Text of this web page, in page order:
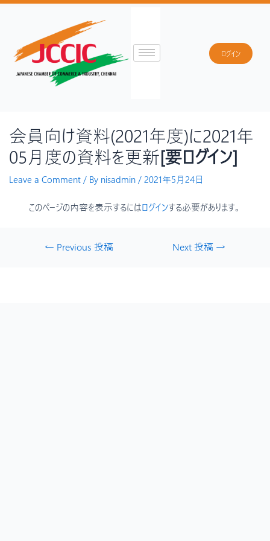
ログイン
会員向け資料(2021年度)に2021年
05月度の資料を更新[要ログイン]
Leave a Comment / By nisadmin / 2021年5月24日
このページの内容を表示するにはログインする必要があります。
← Previous 投稿 Next 投稿 →